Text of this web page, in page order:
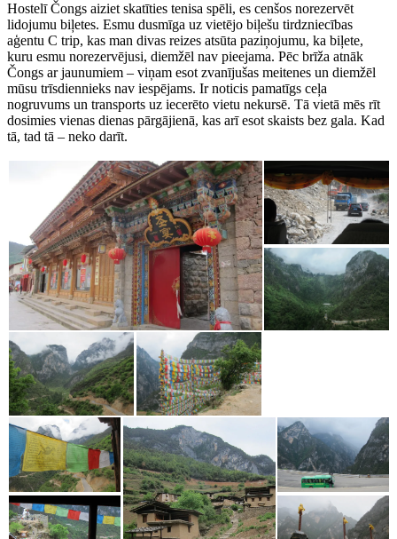
Hostelī Čongs aiziet skatīties tenisa spēli, es cenšos norezervēt
lidojumu biļetes. Esmu dusmīga uz vietējo biļešu tirdzniecības
aģentu C trip, kas man divas reizes atsūta paziņojumu, ka biļete,
kuru esmu norezervējusi, diemžēl nav pieejama. Pēc brīža atnāk
Čongs ar jaunumiem – viņam esot zvanījušas meitenes un diemžēl
mūsu trīsdiennieks nav iespējams. Ir noticis pamatīgs ceļa
nogruvums un transports uz iecerēto vietu nekursē. Tā vietā mēs rīt
dosimies vienas dienas pārgājienā, kas arī esot skaists bez gala. Kad
tā, tad tā – neko darīt.